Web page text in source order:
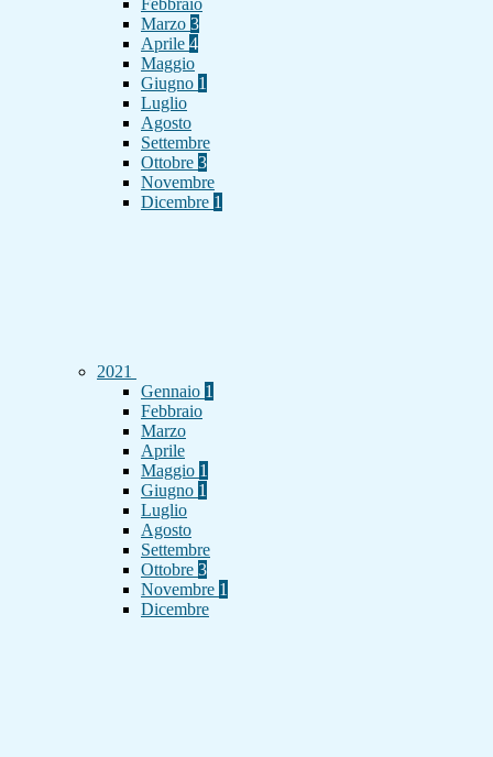
Febbraio
Marzo 3
Aprile 4
Maggio
Giugno 1
Luglio
Agosto
Settembre
Ottobre 3
Novembre
Dicembre 1
2021
Gennaio 1
Febbraio
Marzo
Aprile
Maggio 1
Giugno 1
Luglio
Agosto
Settembre
Ottobre 3
Novembre 1
Dicembre